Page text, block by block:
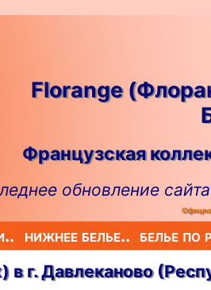
Florange
Французская
обновление
нижнее белье.. белье по
г. Давлеканово